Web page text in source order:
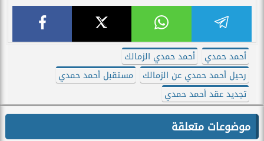
أحمد حمدي
أحمد حمدي الزمالك
رحيل أحمد حمدي عن الزمالك
مستقبل أحمد حمدي
تجديد عقد أحمد حمدي
موضوعات متعلقة